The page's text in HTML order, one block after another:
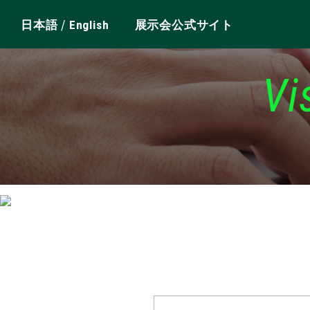
日本語/ English 展示会公式サイト